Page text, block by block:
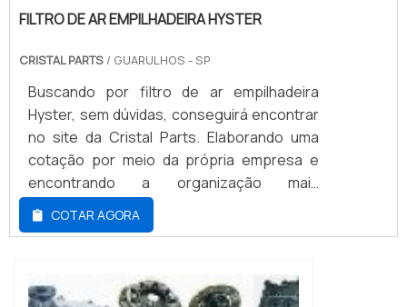
FILTRO DE AR EMPILHADEIRA HYSTER
CRISTAL PARTS / GUARULHOS - SP
Buscando por filtro de ar empilhadeira
Hyster, sem dúvidas, conseguirá encontrar
no site da Cristal Parts. Elaborando uma
cotação por meio da própria empresa e
encontrando a organização mais
competente do ramo.Quando o desejo é
por filtro de ar empilhadeira Hyster, com os
encontrar excelente custo-benefício com
opções personalizadas para a
COTAR AGORA